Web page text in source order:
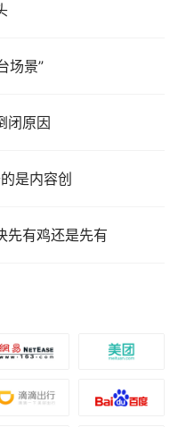
场景”
闭原因
是内容创
先有鸡还是先有